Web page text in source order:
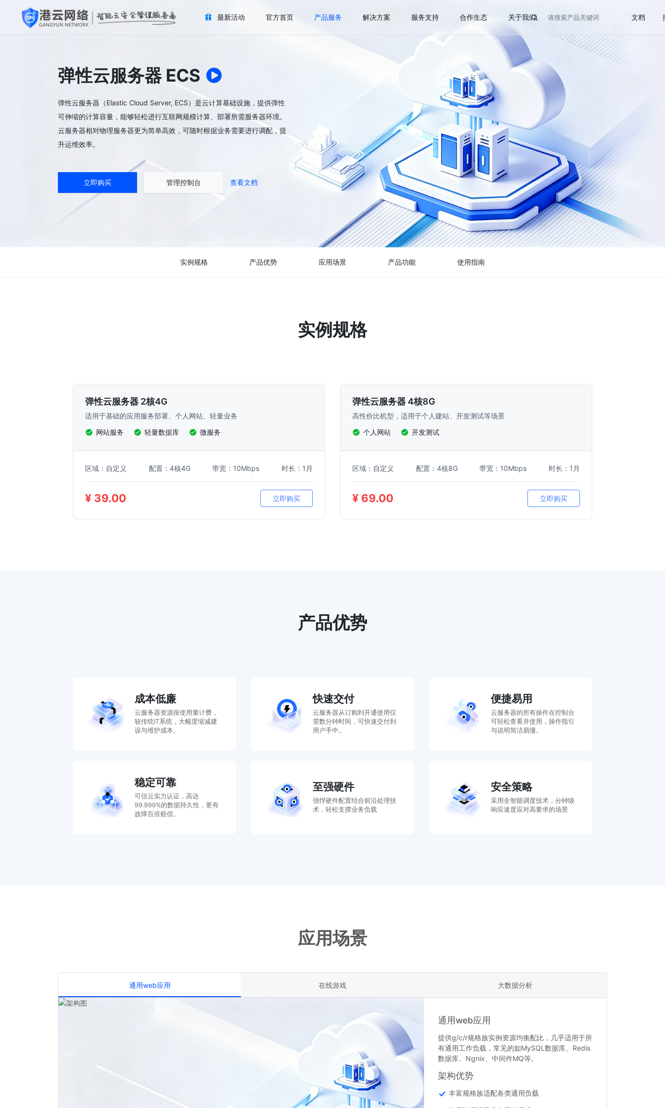
最新活动 官方首页 产品服务 解决方案 服务支持 合作生态 关于我们 文档
弹性云服务器 ECS
弹性云服务器（Elastic Cloud Server, ECS）是云计算基础设施，提供弹性
可伸缩的计算容量，能够轻松进行互联网规模计算、部署所需服务器环境。
云服务器相对物理服务器更为简单高效，可随时根据业务需要进行调配，提
升运维效率。
立即购买 管理控制台 查看文档
实例规格 产品优势 应用场景 产品功能 使用指南
实例规格
弹性云服务器 2核4G
适用于基础的应用服务部署、个人网站、轻量业务
网站服务
轻量数据库 微服务
区域：自定义 配置：4核4G 带宽：10Mbps 时长：1月
¥ 39.00 立即购买
弹性云服务器 4核8G
高性价比机型，适用于个人建站、开发测试等场景
个人网站
开发测试
区域：自定义 配置：4核8G 带宽：10Mbps 时长：1月
¥ 69.00 立即购买
产品优势
成本低廉
云服务器资源按使用量计费，
较传统IT系统，大幅度缩减建
设与维护成本。
快速交付
云服务器从订购到开通使用仅
需数分钟时间，可快速交付到
用户手中。
便捷易用
云服务器的所有操作在控制台
可轻松查看并使用，操作指引
与说明简洁易懂。
稳定可靠
可信云实力认证，高达
99.999%的数据持久性，更有
故障百倍赔偿。
至强硬件
强悍硬件配置结合前沿处理技
术，轻松支撑业务负载
安全策略
采用全智能调度技术，分钟级
响应速度应对高要求的场景
应用场景
通用web应用 在线游戏 大数据分析
通用web应用
提供g/c/r规格族实例资源均衡配比，几乎适用于所
有通用工作负载，常见的如MySQL数据库、Redis
数据库、Ngnix、中间件MQ等。
架构优势
丰富规格族适配各类通用负载